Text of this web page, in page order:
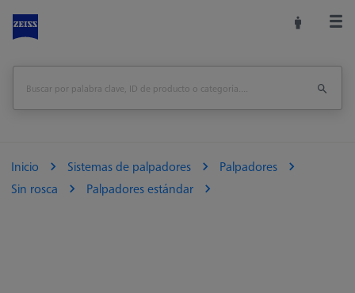
Inicio Sistemas de palpadores
Palpadores
Sin rosca
Palpadores estándar